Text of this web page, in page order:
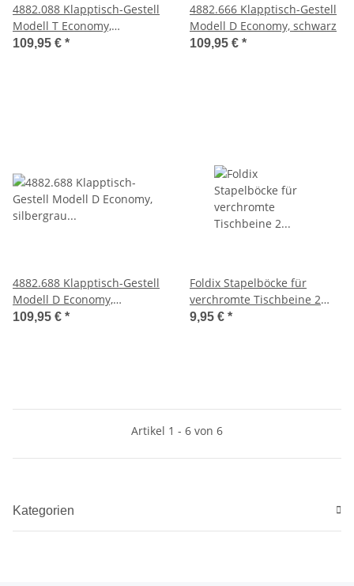
4882.088 Klapptisch-Gestell
Modell T Economy,
silbergrau RAL 9006
109,95 € *
4882.666 Klapptisch-Gestell
Modell D Economy, schwarz
109,95 € *
4882.688 Klapptisch-Gestell
Modell D Economy,
silbergrau RAL 9006
109,95 € *
Foldix Stapelböcke für
verchromte Tischbeine 2
Stück
9,95 € *
Artikel 1 - 6 von 6
Kategorien